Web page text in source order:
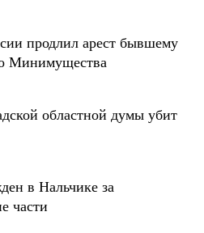
продлил арест бывшему
Минимущества
областной думы убит
в Нальчике за
части